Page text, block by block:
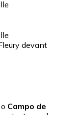
devant
Campo de